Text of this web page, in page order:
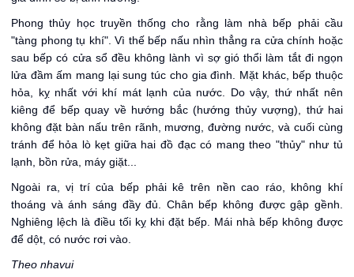
Phong thủy học truyền thống cho rằng làm nhà bếp phải cầu
"tàng phong tụ khí". Vì thế bếp nấu nhìn thẳng ra cửa chính hoặc
sau bếp có cửa sổ đều không lành vì sợ gió thổi làm tắt đi ngọn
lửa đầm ấm mang lại sung túc cho gia đình. Mặt khác, bếp thuộc
hỏa, kỵ nhất với khí mát lạnh của nước. Do vậy, thứ nhất nên
kiêng để bếp quay về hướng bắc (hướng thủy vượng), thứ hai
không đặt bàn nấu trên rãnh, mương, đường nước, và cuối cùng
tránh để hỏa lò kẹt giữa hai đồ đạc có mang theo "thủy" như tủ
lạnh, bồn rửa, máy giặt...
Ngoài ra, vị trí của bếp phải kê trên nền cao ráo, không khí
thoáng và ánh sáng đầy đủ. Chân bếp không được gập gềnh.
Nghiêng lệch là điều tối kỵ khi đặt bếp. Mái nhà bếp không được
để dột, có nước rơi vào.
Theo nhavui